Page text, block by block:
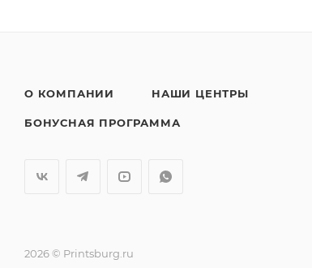
О КОМПАНИИ НАШИ ЦЕНТРЫ
БОНУСНАЯ ПРОГРАММА
2026 © Printsburg.ru